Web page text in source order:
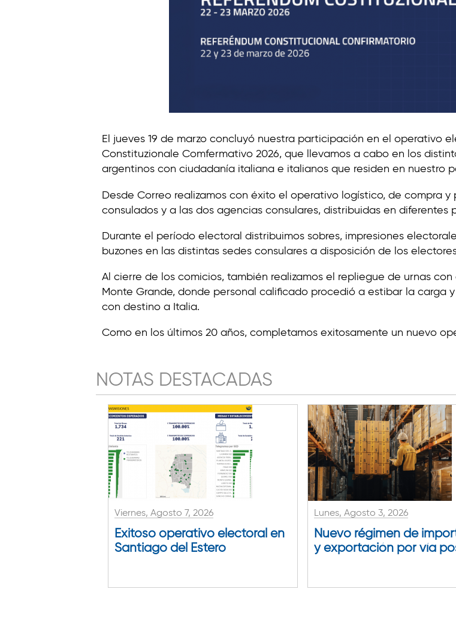
El jueves 19 de marzo concluyó nuestra participación en el operativo
Constituzionale Comfermativo 2026, que llevamos a cabo en los
argentinos con ciudadanía italiana e italianos que residen en nuestro
Desde Correo realizamos con éxito el operativo logístico, de compra y
consulados y a las dos agencias consulares, distribuidas en diferentes
Durante el período electoral distribuimos sobres, impresiones
buzones en las distintas sedes consulares a disposición de los
Al cierre de los comicios, también realizamos el repliegue de urnas
Monte Grande, donde personal calificado procedió a estibar la carga
con destino a Italia.
Como en los últimos 20 años, completamos exitosamente un nuevo
NOTAS DESTACADAS
Viernes, Agosto 7, 2026
Exitoso operativo electoral en
Santiago del Estero
Lunes, Agosto 3, 2026
Nuevo régimen de
y exportación por vía